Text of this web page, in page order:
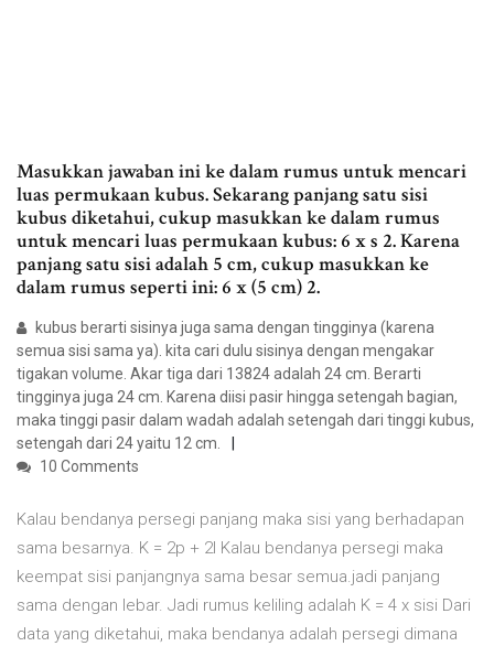
Masukkan jawaban ini ke dalam rumus untuk mencari
luas permukaan kubus. Sekarang panjang satu sisi
kubus diketahui, cukup masukkan ke dalam rumus
untuk mencari luas permukaan kubus: 6 x s 2. Karena
panjang satu sisi adalah 5 cm, cukup masukkan ke
dalam rumus seperti ini: 6 x (5 cm) 2.
kubus berarti sisinya juga sama dengan tingginya (karena
semua sisi sama ya). kita cari dulu sisinya dengan mengakar
tigakan volume. Akar tiga dari 13824 adalah 24 cm. Berarti
tingginya juga 24 cm. Karena diisi pasir hingga setengah bagian,
maka tinggi pasir dalam wadah adalah setengah dari tinggi kubus,
setengah dari 24 yaitu 12 cm.
10 Comments
Kalau bendanya persegi panjang maka sisi yang berhadapan
sama besarnya. K = 2p + 2l Kalau bendanya persegi maka
keempat sisi panjangnya sama besar semua.jadi panjang
sama dengan lebar. Jadi rumus keliling adalah K = 4 x sisi Dari
data yang diketahui, maka bendanya adalah persegi dimana